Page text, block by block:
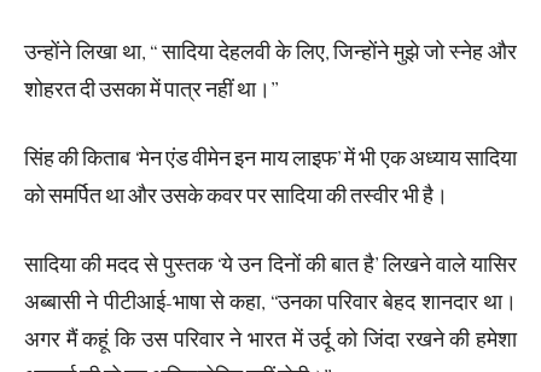
उन्होंने लिखा था, ‘‘ सादिया देहलवी के लिए, जिन्होंने मुझे जो स्नेह और
शोहरत दी उसका में पात्र नहीं था।’’
सिंह की किताब ‘मेन एंड वीमेन इन माय लाइफ’ में भी एक अध्याय सादिया
को समर्पित था और उसके कवर पर सादिया की तस्वीर भी है।
सादिया की मदद से पुस्तक ‘ये उन दिनों की बात है’ लिखने वाले यासिर
अब्बासी ने पीटीआई-भाषा से कहा, ‘‘उनका परिवार बेहद शानदार था।
अगर मैं कहूं कि उस परिवार ने भारत में उर्दू को जिंदा रखने की हमेशा